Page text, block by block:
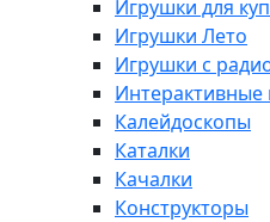
Игрушки для
Игрушки Лето
Игрушки с
Интерактивные
Калейдоскопы
Каталки
Качалки
Конструкторы